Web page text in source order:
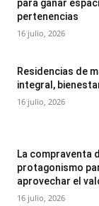
para ganar
pertenencias
16 julio, 2026
Residencias de
integral,
16 julio, 2026
La compraventa
protagonismo
aprovechar el
16 julio, 2026